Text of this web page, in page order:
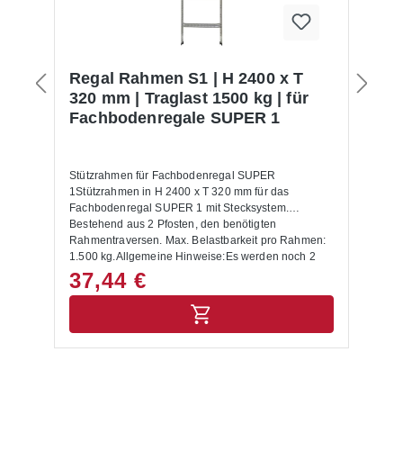
Regal Rahmen S1 | H 2400 x T
320 mm | Traglast 1500 kg | für
Fachbodenregale SUPER 1
Stützrahmen für Fachbodenregal SUPER
1Stützrahmen in H 2400 x T 320 mm für das
Fachbodenregal SUPER 1 mit Stecksystem.
Bestehend aus 2 Pfosten, den benötigten
Rahmentraversen. Max. Belastbarkeit pro Rahmen:
1.500 kg.Allgemeine Hinweise:Es werden noch 2
Füße und 2 Abdeckkappen benötigt!Die maximale
Tragkraft wird nur erreicht, wenn die
Rahmentraversen gemäß Montagediagramm
montiert sind. Sie gilt für gleichmäßig verteilte
37,44 €